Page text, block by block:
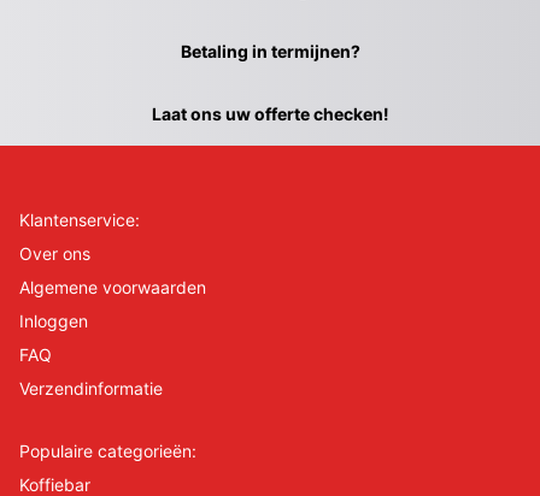
Betaling in termijnen?
Laat ons uw offerte checken!
Klantenservice:
Over ons
Algemene voorwaarden
Inloggen
FAQ
Verzendinformatie
Populaire categorieën:
Koffiebar